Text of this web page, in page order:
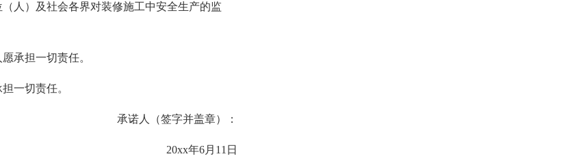
人）及社会各界对装修施工中安全生产的监
承担一切责任。
一切责任。
承诺人（签字并盖章）：
20xx年6月11日